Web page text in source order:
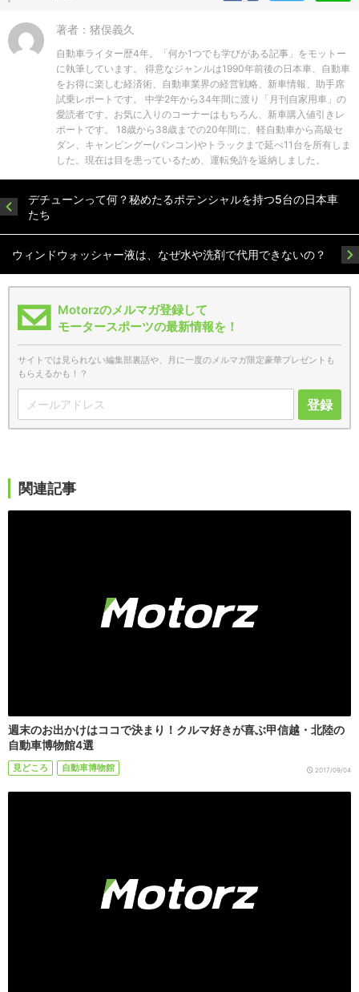
著者：猪俣義久
自動車ライター歴4年。「何か1つでも学びがある記事」をモットー
に執筆しています。 得意なジャンルは1990年前後の日本車、自動車
をお得に楽しむ経済術、自動車業界の経営戦略、新車情報、助手席
試乗レポートです。 中学2年から34年間に渡り「月刊自家用車」の
愛読者です。お気に入りのコーナーはもちろん、新車購入値引きレ
ポートです。 18歳から38歳までの20年間に、軽自動車から高級セ
ダン、キャンピングー(バンコン)やトラックまで延べ11台を所有しま
した。現在は目を患っているため、運転免許を返納しました。
デチューンって何？秘めたるポテンシャルを持つ5台の日本車
たち
ウィンドウォッシャー液は、なぜ水や洗剤で代用できないの？
Motorzのメルマガ登録して
モータースポーツの最新情報を！
サイトでは見られない編集部裏話や、月に一度のメルマガ限定豪華プレゼントも
もらえるかも！？
登録
関連記事
週末のお出かけはココで決まり！クルマ好きが喜ぶ甲信越・北陸の
自動車博物館4選
見どころ 自動車博物館 2017/09/04